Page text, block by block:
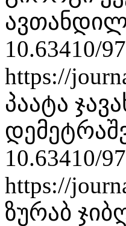
10.63410/
https://
პაატა
10.63410/
https://
ზურაბ